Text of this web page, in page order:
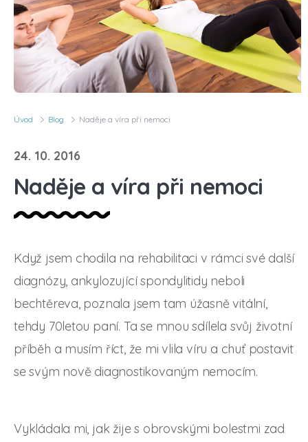
Úvod Blog Naděje a víra při nemoci
24. 10. 2016
Naděje a víra při nemoci
Když jsem chodila na rehabilitaci v rámci své další
diagnózy, ankylozující spondylitidy neboli
bechtěreva, poznala jsem tam úžasně vitální,
tehdy 70letou paní. Ta se mnou sdílela svůj životní
příběh a musím říct, že mi vlila víru a chuť postavit
se svým nově diagnostikovaným nemocím.
Vykládala mi, jak žije s obrovskými bolestmi zad